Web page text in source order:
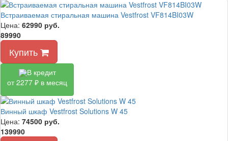
Встраиваемая стиральная машина Vestfrost VF814BI03W
Цена: 62990 руб.
89990
Купить
В кредит
от 2277 ₽ в месяц
Винный шкаф Vestfrost Solutions W 45
Цена: 74500 руб.
139990